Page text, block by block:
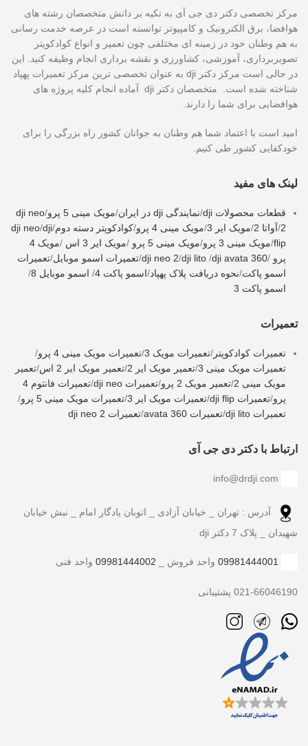
مرکز تخصصی دکتر دی جی آی به تکیه بر دانش متخصصان رشته های
هوافضا، برق الکترونیک و کامپیوتر توانسته است در عرصه خدمت رسانی
به هم وطنان خود در زمینه ای مختلفی چون تعمیر و انواع کوادکوپتر
تصویربرداری، آموزشی، کشاورزی و نقشه برداری انجام وظیفه کنید. این
در حالی است مرکز دکتر dji به عنوان تخصصی ترین مرکز تعمیرات پهپاد
شناخته شده است. متخصصان دکتر dji آماده انجام کلیه پروژه های
هوافضایی برای شما را دارند.
امید است با اعتماد شما هم وطنان به جوانان کشور راه بزرگی را برای
خودکفایی کشور طی کنیم.
لینک های مفید
قطعات محصولات dji /نمایندگی dji در ایران /مویک مینی 5 پرو /
dji neo
2
/آواتا 2 /مویک ایر 3 /مویک مینی 4 پرو /کوادکوپتر دسته دوم/
dji neo/dji
flip
/مویک مینی 3 پرو /مویک مینی 5 پرو /مویک ایر 3 اس /
مویک 4
پرو /
dji neo 2/dji lito /dji avata 360
/تعمیرات اسمو موبایل/تعمیرات
اسمو پاکت/نحوه دریافت پلاک پهپاد/اسمو پاکت 4 / اسمو موبایل 8
/
اسمو پاکت 3
تعمیرات
تعمیرات کوادکوپتر /تعمیرات مویک 3 /تعمیرات مویک مینی 4 پرو
/
تعمیرات مویک مینی 3
/تعمیر مویک ایر 2 /تعمیر مویک ایر 2 اس /تعمیر
مویک مینی 2
/تعمیر مویک 2 پرو /تعمیرات dji neo /
تعمیرات فانتوم 4
پرو/تعمیرات dji flip /تعمیرات مویک ایر 3 /تعمیرات مویک مینی 5 پرو
/
تعمیرات dji lito
/تعمیرات avata 360 /تعمیرات dji neo 2
ارتباط با دکتر دی جی آی
آدرس : تهران _ خیابان آزادی _ اتوبان یادگار امام _ نبش خیابان
شهیدان _ پلاک 7 دکتر dji
09981444001 واحد فروش _ 09981444002 واحد فنی
021-66046190 پشتیبانی